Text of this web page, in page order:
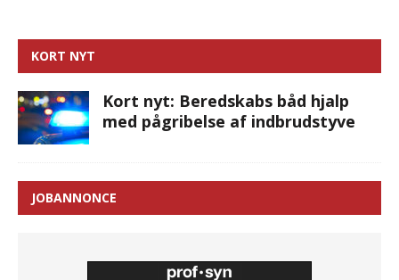
KORT NYT
Kort nyt: Beredskabs båd hjalp
med pågribelse af indbrudstyve
JOBANNONCE